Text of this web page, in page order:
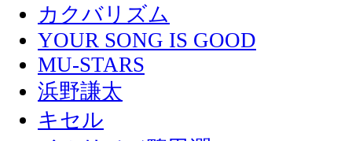
カクバリズム
YOUR SONG IS GOOD
MU-STARS
浜野謙太
キセル